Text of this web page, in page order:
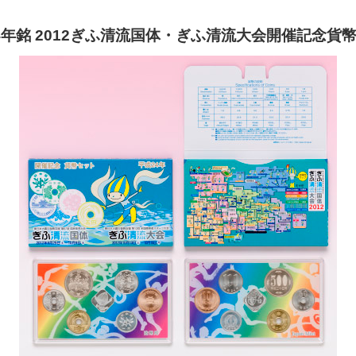
銘 2012ぎふ清流国体・ぎふ清流大会開催記念貨